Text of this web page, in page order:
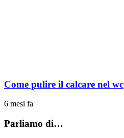
Come pulire il calcare nel wc
6 mesi fa
Parliamo di…